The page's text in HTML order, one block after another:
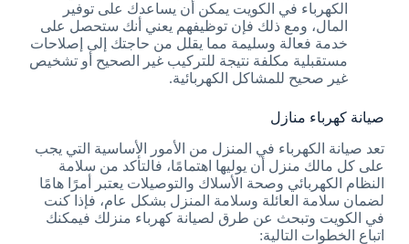
الكهرباء في الكويت يمكن أن يساعدك على توفير
المال، ومع ذلك فإن توظيفهم يعني أنك ستحصل على
خدمة فعالة وسليمة مما يقلل من حاجتك إلى إصلاحات
مستقبلية مكلفة نتيجة للتركيب غير الصحيح أو تشخيص
غير صحيح للمشاكل الكهربائية.
صيانة كهرباء منازل
تعد صيانة الكهرباء في المنزل من الأمور الأساسية التي يجب
على كل مالك منزل أن يوليها اهتمامًا، فالتأكد من سلامة
النظام الكهربائي وصحة الأسلاك والتوصيلات يعتبر أمرًا هامًا
لضمان سلامة العائلة وسلامة المنزل بشكل عام، فإذا كنت
في الكويت وتبحث عن طرق لصيانة كهرباء منزلك فيمكنك
اتباع الخطوات التالية: